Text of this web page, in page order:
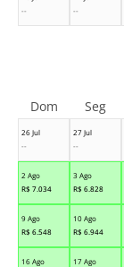
--
--
26 Jul
--
27 Jul
--
2 Ago
R$ 7.034
3 Ago
R$ 6.828
9 Ago
R$ 6.548
10 Ago
R$ 6.944
16 Ago
17 Ago
Dom Seg